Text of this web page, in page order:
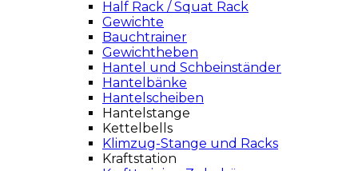
Half Rack / Squat Rack
Gewichte
Bauchtrainer
Gewichtheben
Hantel und Schbeinständer
Hantelbänke
Hantelscheiben
Hantelstange
Kettelbells
Klimzug-Stange und Racks
Kraftstation